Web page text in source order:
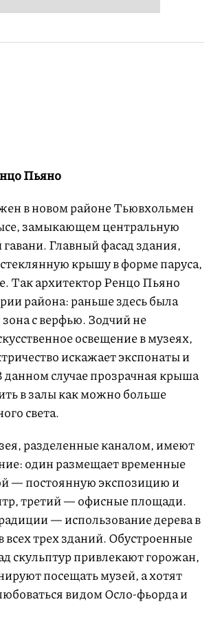
Пьяно
в новом районе Тьювхольмен
замыкающем центральную
гавани. Главный фасад здания,
крышу в форме паруса,
Так архитектор Ренцо Пьяно
района: раньше здесь была
с верфью. Зодчий не
освещение в музеях,
искажает экспонаты и
данном случае прозрачная крыша
в залы как можно больше
света.
разделенные каналом, имеют
один размещает временные
— постоянную экспозицию и
третий — офисные площади.
— использование дерева в
всех трех зданий. Обустроенные
скульптур привлекают горожан,
посещать музей, а хотят
видом Осло-фьорда и